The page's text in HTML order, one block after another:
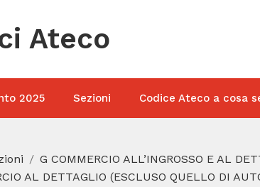
Ateco
2025 Sezioni Codice Ateco a cosa
G COMMERCIO ALL’INGROSSO E AL
AL DETTAGLIO (ESCLUSO QUELLO DI